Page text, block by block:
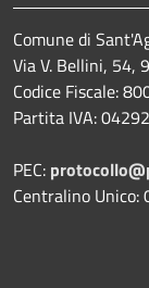
Comune di
Via V. Bellini, 54,
Codice Fiscale:
Partita IVA:
PEC:
Centralino